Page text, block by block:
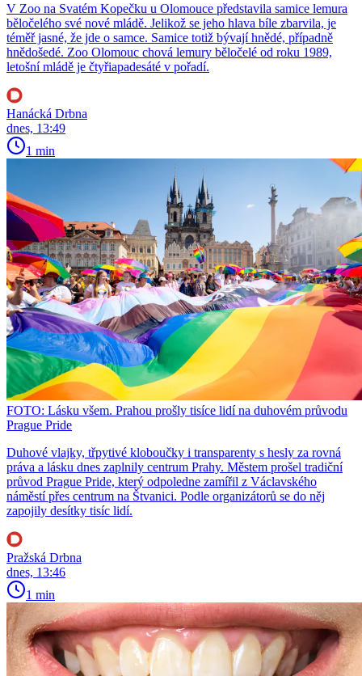
V Zoo na Svatém Kopečku u Olomouce představila samice lemura
běločelého své nové mládě. Jelikož se jeho hlava bíle zbarvila, je
téměř jasné, že jde o samce. Samice totiž bývají hnědé, případně
hnědošedé. Zoo Olomouc chová lemury běločelé od roku 1989,
letošní mládě je čtyřiapadesáté v pořadí.
Hanácká Drbna
dnes, 13:49
1 min
FOTO: Lásku všem. Prahou prošly tisíce lidí na duhovém průvodu
Prague Pride
Duhové vlajky, třpytivé kloboučky i transparenty s hesly za rovná
práva a lásku dnes zaplnily centrum Prahy. Městem prošel tradiční
průvod Prague Pride, který odpoledne zamířil z Václavského
náměstí přes centrum na Štvanici. Podle organizátorů se do něj
zapojily desítky tisíc lidí.
Pražská Drbna
dnes, 13:46
1 min